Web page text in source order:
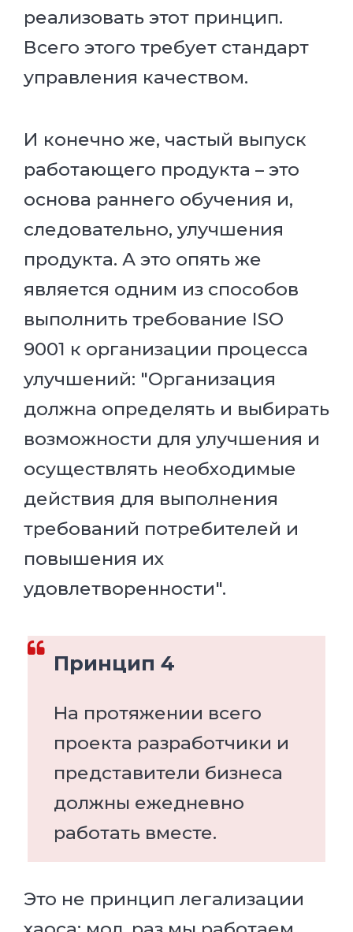
реализовать этот принцип.
Всего этого требует стандарт
управления качеством.
И конечно же, частый выпуск
работающего продукта – это
основа раннего обучения и,
следовательно, улучшения
продукта. А это опять же
является одним из способов
выполнить требование ISO
9001 к организации процесса
улучшений: "Организация
должна определять и выбирать
возможности для улучшения и
осуществлять необходимые
действия для выполнения
требований потребителей и
повышения их
удовлетворенности".
Принцип 4
На протяжении всего
проекта разработчики и
представители бизнеса
должны ежедневно
работать вместе.
Это не принцип легализации